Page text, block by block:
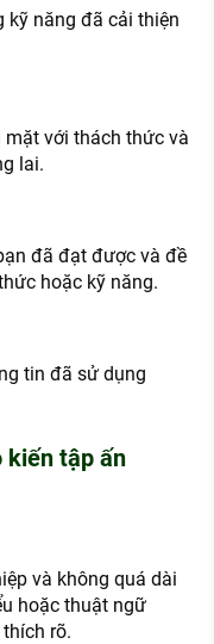
kỹ năng đã cải thiện
với thách thức và
lai.
đã đạt được và đề
hoặc kỹ năng.
tin đã sử dụng
kiến tập ấn
và không quá dài
hoặc thuật ngữ
rõ.